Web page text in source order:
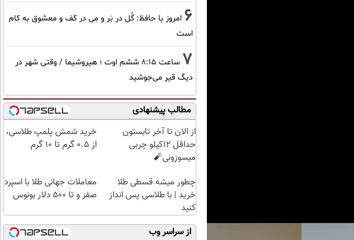
6 امروز با حافظ: گُل در بَر و مِی در کَف و معشوق به کام
است
7
ساعت ۸:۱۵ ششم اوت ؛ هیروشیما / وقتی شهر در
دیگ قیر می‌جوشید
مطالب پیشنهادی
از الان تا آخر تابستون
حداقل 12کیلو چربی
میسوزونی🧨
خرید شمش پلمپ طلاسی،
از ۰.۵ گرم تا ۱۰ گرم
چطور میشه قسطی طلا
خرید | با طلاسی پس انداز
کنید
معاملات جهانی طلا با اسپرد
صفر و تا ۵۰۰ دلار بونوس
از سراسر وب